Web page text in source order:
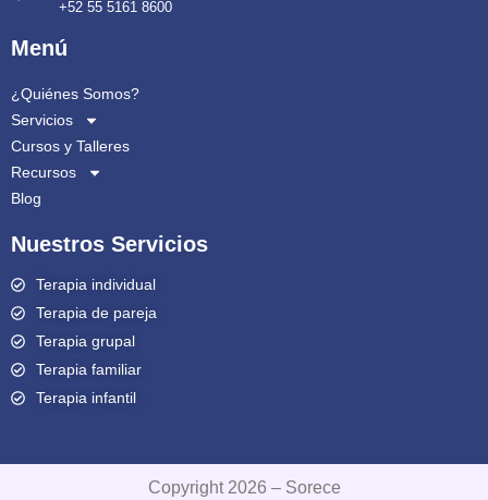
+52 55 5161 8600
Menú
¿Quiénes Somos?
Servicios
Cursos y Talleres
Recursos
Blog
Nuestros Servicios
Terapia individual
Terapia de pareja
Terapia grupal
Terapia familiar
Terapia infantil
Copyright 2026 – Sorece